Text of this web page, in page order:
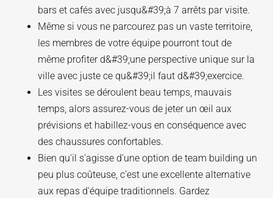
bars et cafés avec jusqu&#39;à 7 arrêts par visite.
Même si vous ne parcourez pas un vaste territoire,
les membres de votre équipe pourront tout de
même profiter d&#39;une perspective unique sur la
ville avec juste ce qu&#39;il faut d&#39;exercice.
Les visites se déroulent beau temps, mauvais
temps, alors assurez-vous de jeter un œil aux
prévisions et habillez-vous en conséquence avec
des chaussures confortables.
Bien qu'il s'agisse d'une option de team building un
peu plus coûteuse, c'est une excellente alternative
aux repas d'équipe traditionnels. Gardez